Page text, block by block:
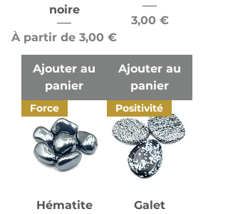
noire
À partir de 3,00 €
Prix promotionnel
Ajouter au
panier
Prix
3,00 €
Ajouter au
panier
Force
Hématite
Positivité
Galet